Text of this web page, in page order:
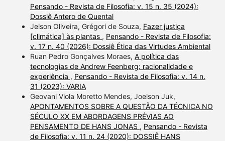
Pensando - Revista de Filosofia: v. 15 n. 35 (2024):
Dossiê Antero de Quental
Jelson Oliveira, Grégori de Souza, Fazer justiça
[climática] às plantas , Pensando - Revista de Filosofia:
v. 17 n. 40 (2026): Dossiê Ética das Virtudes Ambiental
Ruan Pedro Gonçalves Moraes, A política das
tecnologias de Andrew Feenberg: racionalidade e
experiência , Pensando - Revista de Filosofia: v. 14 n.
31 (2023): VARIA
Geovani Viola Moretto Mendes, Joelson Juk,
APONTAMENTOS SOBRE A QUESTÃO DA TÉCNICA NO
SÉCULO XX EM ABORDAGENS PRÉVIAS AO
PENSAMENTO DE HANS JONAS , Pensando - Revista
de Filosofia: v. 11 n. 24 (2020): DOSSIÊ HANS